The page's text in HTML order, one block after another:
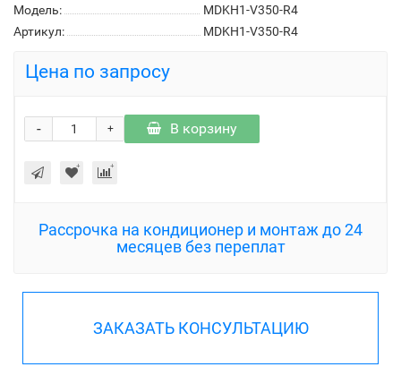
Модель:
MDKH1-V350-R4
Артикул:
MDKH1-V350-R4
Цена по запросу
+
- В корзину
Рассрочка на кондиционер и монтаж до 24
месяцев без переплат
ЗАКАЗАТЬ КОНСУЛЬТАЦИЮ